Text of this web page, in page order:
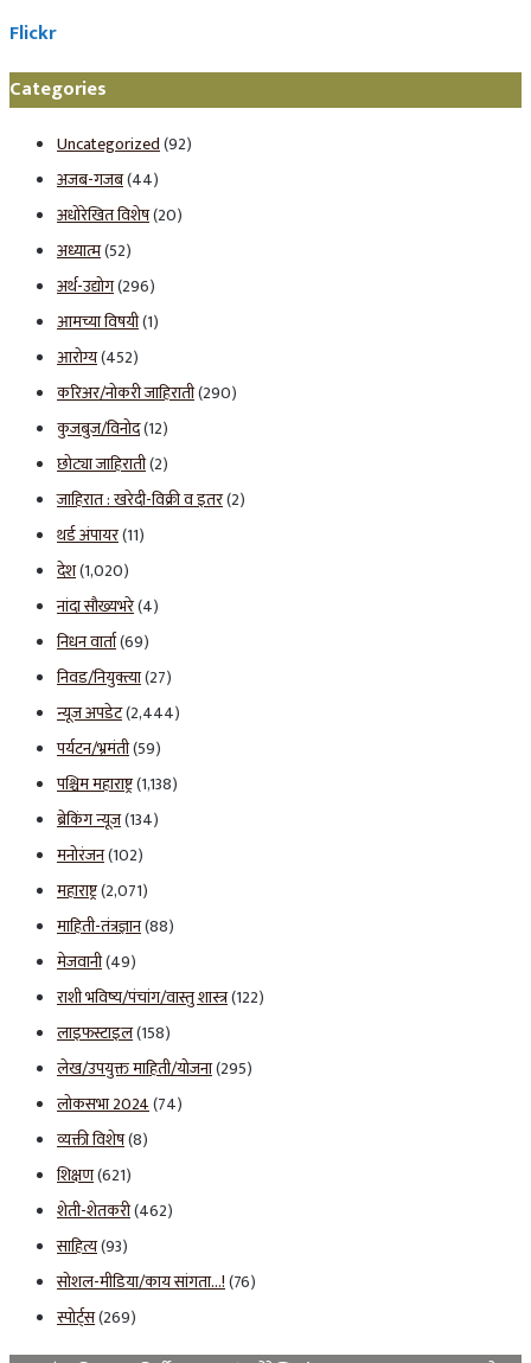
Flickr
Categories
Uncategorized(92)
अजब-गजब(44)
अधोरेखित विशेष(20)
अध्यात्म(52)
अर्थ-उद्योग(296)
आमच्या विषयी(1)
आरोग्य(452)
करिअर/नोकरी जाहिराती(290)
कुजबुज/विनोद(12)
छोट्या जाहिराती(2)
जाहिरात : खरेदी-विक्री व इतर(2)
थर्ड अंपायर(11)
देश(1,020)
नांदा सौख्यभरे(4)
निधन वार्ता(69)
निवड/नियुक्त्या(27)
न्यूज अपडेट(2,444)
पर्यटन/भ्रमंती(59)
पश्चिम महाराष्ट्र(1,138)
ब्रेकिंग न्यूज(134)
मनोरंजन(102)
महाराष्ट्र(2,071)
माहिती-तंत्रज्ञान(88)
मेजवानी(49)
राशी भविष्य/पंचांग/वास्तु शास्त्र(122)
लाइफस्टाइल(158)
लेख/उपयुक्त माहिती/योजना(295)
लोकसभा 2024(74)
व्यक्ती विशेष(8)
शिक्षण(621)
शेती-शेतकरी(462)
साहित्य(93)
सोशल-मीडिया/काय सांगता…!(76)
स्पोर्ट्स(269)